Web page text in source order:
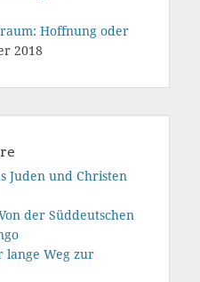
Hoffnung oder
2018
Juden und Christen
der Süddeutschen
lange Weg zur